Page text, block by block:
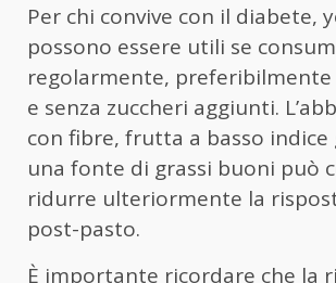
Per chi convive con il diabete,
possono essere utili se
regolarmente,
e senza zuccheri aggiunti.
con fibre, frutta a basso indice
una fonte di grassi buoni può
ridurre ulteriormente la
post-pasto.
È importante ricordare che la